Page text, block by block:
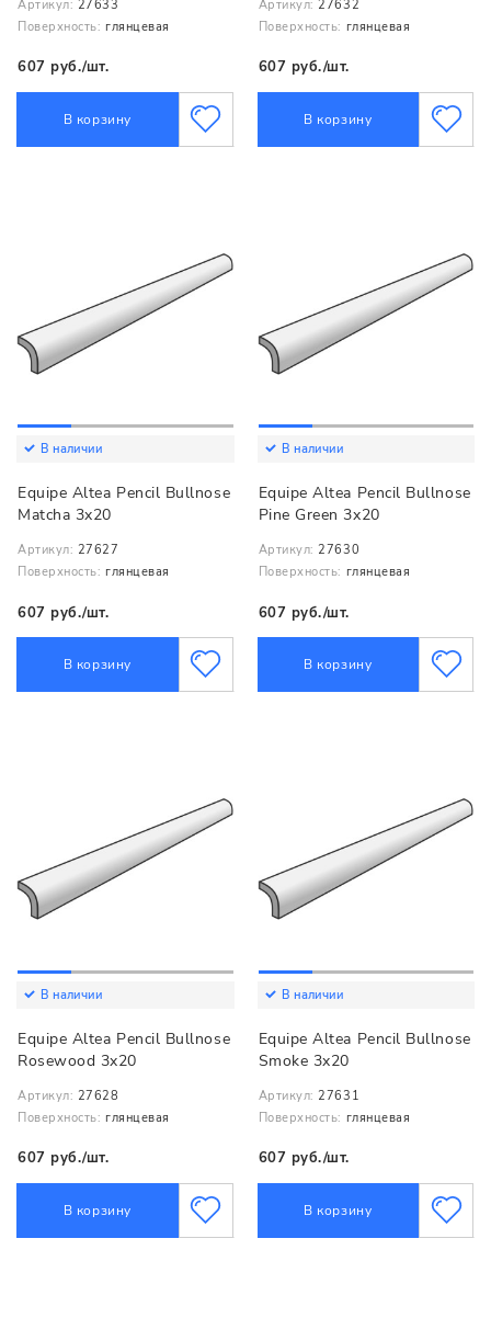
Артикул: 27633
Поверхность: глянцевая
607 руб./шт.
В корзину
Артикул: 27632
Поверхность: глянцевая
607 руб./шт.
В корзину
В наличии
Equipe Altea Pencil Bullnose
Matcha 3x20
Артикул: 27627
Поверхность: глянцевая
607 руб./шт.
В корзину
В наличии
Equipe Altea Pencil Bullnose
Pine Green 3x20
Артикул: 27630
Поверхность: глянцевая
607 руб./шт.
В корзину
В наличии
Equipe Altea Pencil Bullnose
Rosewood 3x20
Артикул: 27628
Поверхность: глянцевая
607 руб./шт.
В корзину
В наличии
Equipe Altea Pencil Bullnose
Smoke 3x20
Артикул: 27631
Поверхность: глянцевая
607 руб./шт.
В корзину